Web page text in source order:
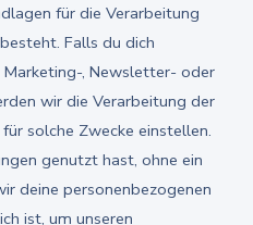
für die Verarbeitung
Falls du dich
, Newsletter- oder
wir die Verarbeitung der
solche Zwecke einstellen.
genutzt hast, ohne ein
deine personenbezogenen
ist, um unseren